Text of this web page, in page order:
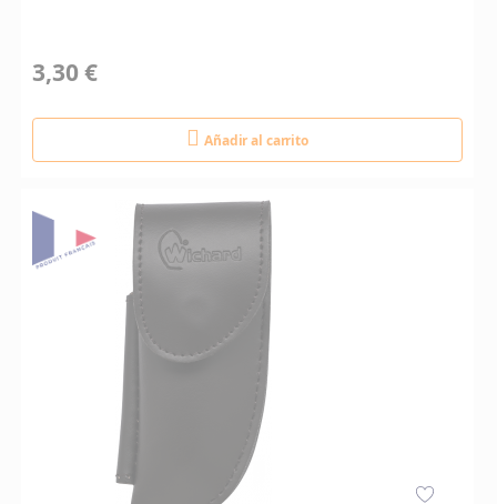
3,30 €
Añadir al carrito